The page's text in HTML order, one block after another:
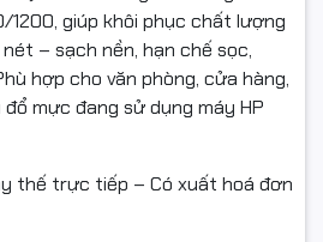
1200, giúp khôi phục chất lượng
– sạch nền, hạn chế sọc,
hợp cho văn phòng, cửa hàng,
mực đang sử dụng máy HP
thế trực tiếp – Có xuất hoá đơn
chưa biết cách lắp, vui lòng liên
bấm hoàn để được hỗ trợ, tránh